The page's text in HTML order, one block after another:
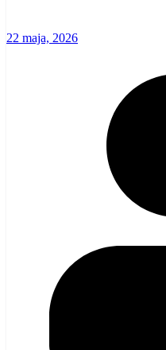
22 maja, 2026